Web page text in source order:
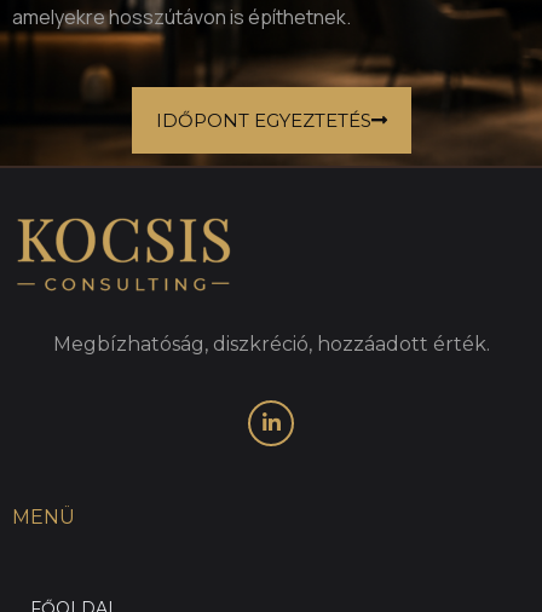
amelyekre hosszútávon is építhetnek.
IDŐPONT EGYEZTETÉS
Megbízhatóság, diszkréció, hozzáadott érték.
MENÜ